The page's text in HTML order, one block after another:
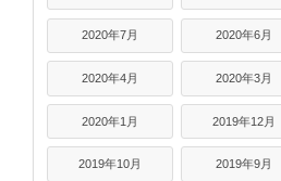
2020年7月 2020年6月
2020年4月 2020年3月
2020年1月 2019年12月
2019年10月 2019年9月